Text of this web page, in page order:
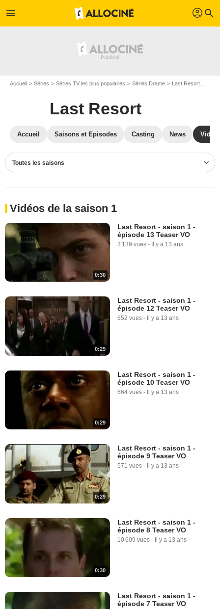
menu profil search
Accueil Séries Séries TV les plus populaires Séries Drame Last Resort
Last Resort
Accueil Saisons et Episodes Casting News
Toutes les saisons
Vidéos de la saison 1
0:30
Last Resort - saison 1 -
épisode 13 Teaser VO
3 139 vues - Il y a 13 ans
0:29
Last Resort - saison 1 -
épisode 12 Teaser VO
652 vues - Il y a 13 ans
0:29
Last Resort - saison 1 -
épisode 10 Teaser VO
664 vues - Il y a 13 ans
0:29
Last Resort - saison 1 -
épisode 9 Teaser VO
571 vues - Il y a 13 ans
0:30
Last Resort - saison 1 -
épisode 8 Teaser VO
10 609 vues - Il y a 13 ans
Last Resort - saison 1 -
épisode 7 Teaser VO